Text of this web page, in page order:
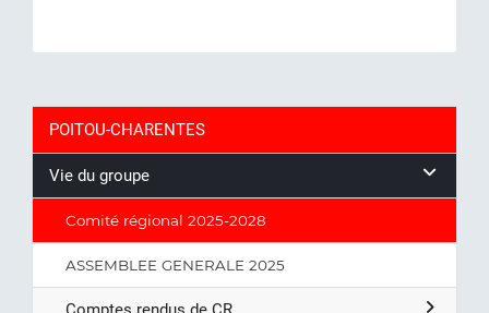
POITOU-CHARENTES
Vie du groupe
Comité régional 2025-2028
ASSEMBLEE GENERALE 2025